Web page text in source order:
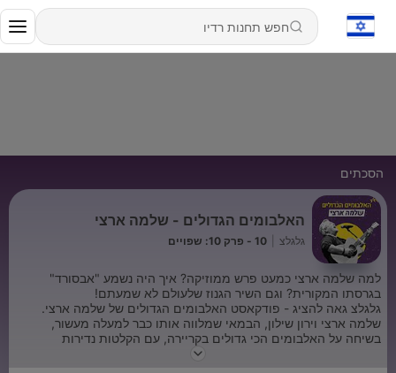
הסכתים
האלבומים הגדולים - שלמה ארצי
גלגלצ 10 - פרק 10: שפויים
למה שלמה ארצי כמעט פרש ממוזיקה? איך היה נשמע "אבסורד"
בגרסתו המקורית? וגם השיר הגנוז שלעולם לא שמעתם!
גלגלצ גאה להציג - פודקאסט האלבומים הגדולים של שלמה ארצי.
שלמה ארצי וירון שילון, הבמאי שמלווה אותו כבר למעלה מעשור,
בשיחה על האלבומים הכי גדולים בקריירה, עם הקלטות נדירות